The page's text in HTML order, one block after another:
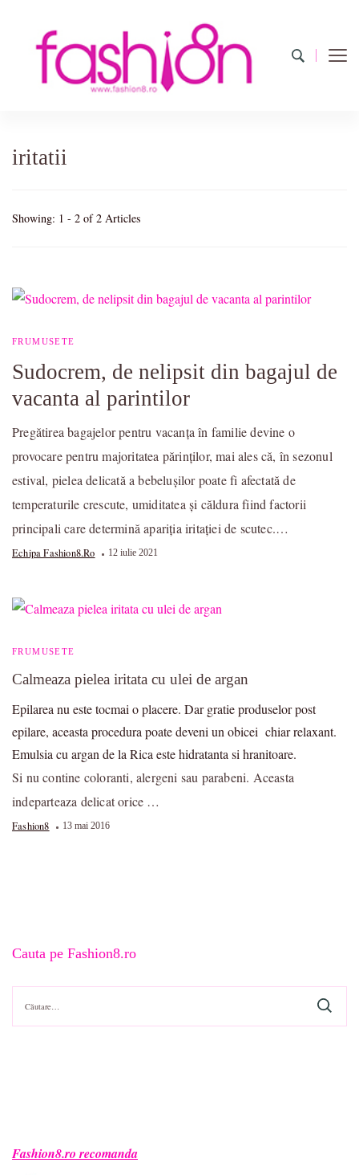
poze cu modele de manichiuri!
iritatii
Showing: 1 - 2 of 2 Articles
FRUMUSETE
Sudocrem, de nelipsit din bagajul de
vacanta al parintilor
Pregătirea bagajelor pentru vacanța în familie devine o
provocare pentru majoritatea părinților, mai ales că, în sezonul
estival, pielea delicată a bebeluşilor poate fi afectată de
temperaturile crescute, umiditatea și căldura fiind factorii
principali care determină apariția iritației de scutec.…
Echipa Fashion8.ro 12 iulie 2021
FRUMUSETE
Calmeaza pielea iritata cu ulei de argan
Epilarea nu este tocmai o placere. Dar gratie produselor post
epilare, aceasta procedura poate deveni un obicei chiar relaxant.
Emulsia cu argan de la Rica este hidratanta si hranitoare.
Si nu contine coloranti, alergeni sau parabeni. Aceasta
indeparteaza delicat orice …
Fashion8 13 mai 2016
Cauta pe Fashion8.ro
Caută
după:
Fashion8.ro recomanda